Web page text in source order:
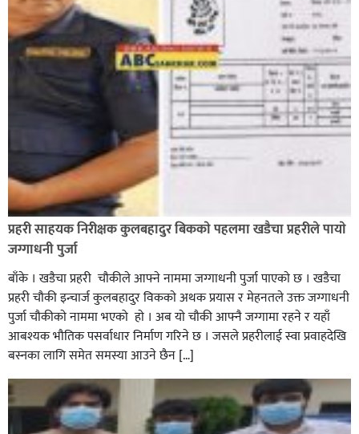
भिक्षा मागेर कारमा घुम्ने बाबाहरूलाई दाङ प्रहरीले पक्राउ,भारत
फर्कने सर्तमा रिहा,
रौतहटमा १२ हजार लिटर पेट्रोल बोकेको ट्यांकर दुर्घटनापछि
आगलागी सडक अबरुद्ध,
घोराहीको समृद्धिका लागि वडा–वडामा विशेष अभियान सञ्चालन
हुने,
प्रहरी साहयक निरीक्षक कुलबहादुर बिककाे पहलमा खडैचा प्रहरीले पायाे
जग्गाधनी पुर्जा
बाँके । खडैचा प्रहरी चाैकीले आफ्ने नाममा जग्गाधनी पुर्जा पाएकाे छ । खडैचा
प्रहरी चाैकी इन्चार्ज कुलबहादुर विककाे अथक प्रयास र मेहनतले उक्त जग्गाधनी
पुर्जा चाैकीकाे नाममा भएको हाे । अब याे चाैकी आफ्नै जग्गामा रहने र यहाँ
आबश्यक भाैतिक पसर्वाधार निर्माण गरिने छ । जसले प्रहरीलाई स्वा प्रवाहदेखि
बस्नका लागि समेत समस्या आउने छैन […]